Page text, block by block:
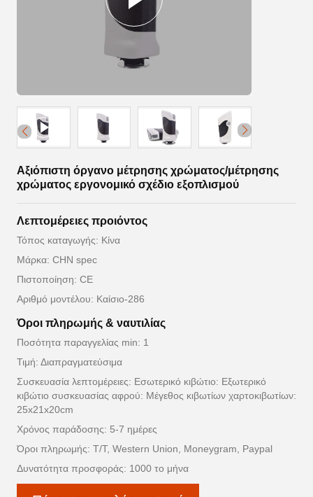
Αξιόπιστη όργανο μέτρησης χρώματος/μέτρησης
χρώματος εργονομικό σχέδιο εξοπλισμού
Λεπτομέρειες προιόντος
Τόπος καταγωγής: Κίνα
Μάρκα: CHN spec
Πιστοποίηση: CE
Αριθμό μοντέλου: Καίσιο-286
Όροι πληρωμής & ναυτιλίας
Ποσότητα παραγγελίας min: 1
Τιμή: Διαπραγματεύσιμα
Συσκευασία λεπτομέρειες: Εσωτερικό κιβώτιο: Εξωτερικό
κιβώτιο συσκευασίας αφρού: Μέγεθος κιβωτίων χαρτοκιβωτίων:
25x21x20cm
Χρόνος παράδοσης: 5-7 ημέρες
Όροι πληρωμής: T/T, Western Union, Moneygram, Paypal
Δυνατότητα προσφοράς: 1000 το μήνα